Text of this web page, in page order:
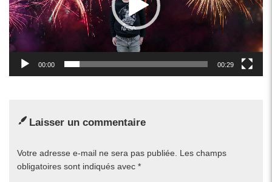
00:00 00:29
Laisser un commentaire
Votre adresse e-mail ne sera pas publiée.
Les champs
obligatoires sont indiqués avec *